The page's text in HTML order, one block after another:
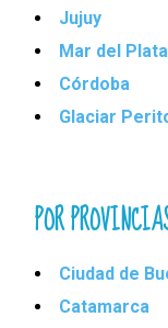
Jujuy
Mar del Plata
Córdoba
Glaciar
POR
Ciudad de
Catamarca